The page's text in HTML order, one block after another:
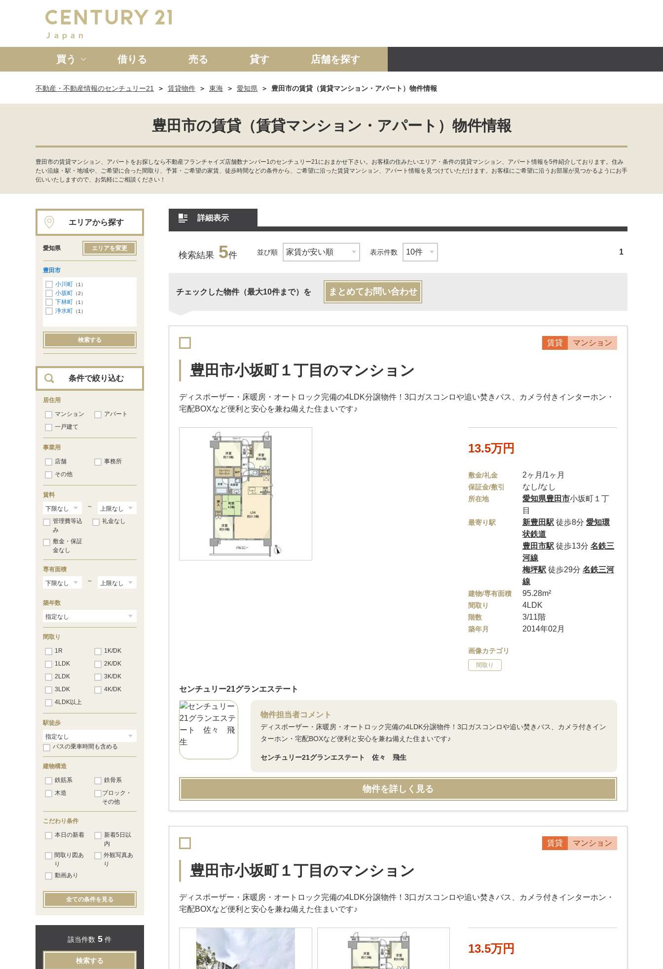
買う
新築一戸建て 中古一戸建て マンション 土地 事業投資用
借りる 売る 貸す 店舗を探す
不動産・不動産情報のセンチュリー21 賃貸物件 東海 愛知県 豊田市の賃貸（賃貸マンション・アパート）物件情報
豊田市の賃貸（賃貸マンション・アパート）物件情報
豊田市の賃貸マンション、アパートをお探しなら不動産フランチャイズ店舗数ナンバー1のセンチュリー21におまかせ下さい。お客様の住みたいエリア・条件の賃貸マンション、アパート情報を5件紹介しております。住み
たい沿線・駅・地域や、ご希望に合った間取り、予算・ご希望の家賃、徒歩時間などの条件から、ご希望に沿った賃貸マンション、アパート情報を見つけていただけます。お客様にご希望に沿うお部屋が見つかるようにお手
伝いいたしますので、お気軽にご相談ください！
詳細表示
検索結果 5件 並び順 表示件数 1
チェックした物件（最大10件まで）を まとめてお問い合わせ
賃貸 マンション
豊田市小坂町１丁目のマンション
ディスポーザー・床暖房・オートロック完備の4LDK分譲物件！3口ガスコンロや追い焚きバス、カメラ付きインターホン・
宅配BOXなど便利と安心を兼ね備えた住まいです♪
13.5万円
敷金/礼金 2ヶ月/1ヶ月
保証金/敷引 なし/なし
所在地 愛知県豊田市小坂町１丁
目
最寄り駅 新豊田駅 徒歩8分愛知環
状鉄道
豊田市駅 徒歩13分名鉄三
河線
梅坪駅 徒歩29分名鉄三河
線
建物/専有面積 95.28m²
間取り 4LDK
階数 3/11階
築年月 2014年02月
画像カテゴリ
間取り
センチュリー21グランエステート
物件担当者コメント
ディスポーザー・床暖房・オートロック完備の4LDK分譲物件！3口ガスコンロや追い焚きバス、カメラ付きイン
ターホン・宅配BOXなど便利と安心を兼ね備えた住まいです♪
センチュリー21グランエステート 佐々 飛生
物件を詳しく見る
賃貸 マンション
豊田市小坂町１丁目のマンション
ディスポーザー・床暖房・オートロック完備の4LDK分譲物件！3口ガスコンロや追い焚きバス、カメラ付きインターホン・
宅配BOXなど便利と安心を兼ね備えた住まいです♪
13.5万円
エリアから探す
愛知県 エリアを変更
豊田市
小川町 （1）
小坂町 （2）
下林町 （1）
浄水町 （1）
検索する
条件で絞り込む
居住用
マンション
アパート
一戸建て
事業用
店舗
事務所
その他
賃料
～
管理費等込
み
礼金なし
敷金・保証
金なし
専有面積
～
築年数
間取り
1R
1K/DK
1LDK
2K/DK
2LDK
3K/DK
3LDK
4K/DK
4LDK以上
駅徒歩
バスの乗車時間も含める
建物構造
鉄筋系
鉄骨系
木造
ブロック・
その他
こだわり条件
本日の新着
新着5日以
内
間取り図あ
り
外観写真あ
り
動画あり
全ての条件を見る
該当件数 5 件
検索する